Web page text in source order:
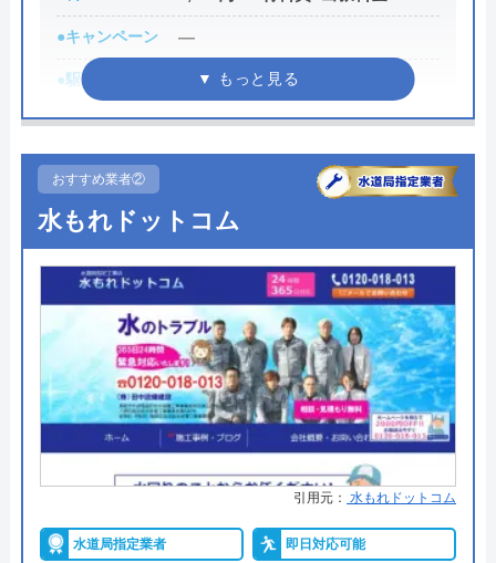
●キャンペーン ―
●駆けつけ時間
●受付時間 24時間
●定休日
●出張見積もり ―
●支払い方法 現金、クレジットカード
●保証・保険 最大5年の無料保障
詳細は公式HPでご確認ください
米子水道センターがおすすめの理由
米子水道センターは、鳥取県米子市を中心に水回り
地域のトラブルにも対応可能で、特に鳥取県米子
おすすめ業者②
水もれドットコム
引用元： 水もれドットコム
水道局指定業者 即日対応可能